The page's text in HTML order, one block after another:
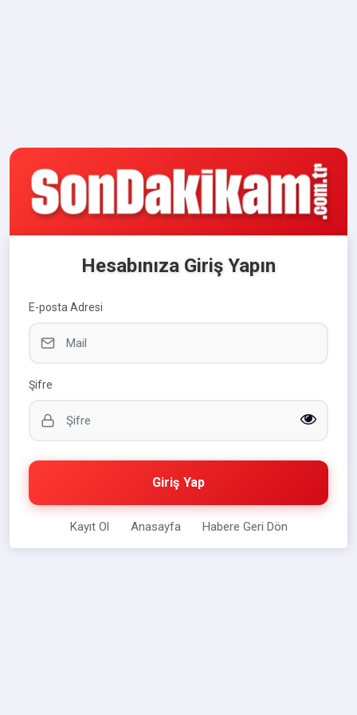
Hesabınıza Giriş Yapın
E-posta Adresi
Şifre
Giriş Yap
Kayıt Ol Anasayfa Habere Geri Dön